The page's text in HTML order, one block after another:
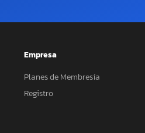
Empresa
Planes de Membresía
Registro